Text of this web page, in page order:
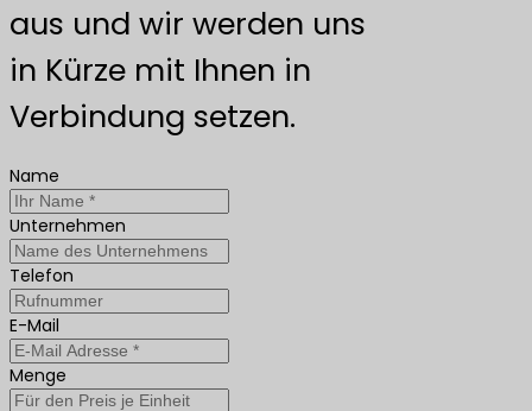
aus und wir werden uns
in Kürze mit Ihnen in
Verbindung setzen.
Name
Unternehmen
Telefon
E-Mail
Menge